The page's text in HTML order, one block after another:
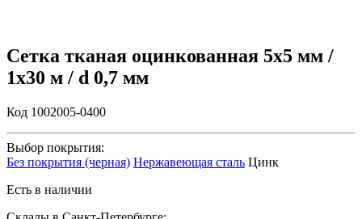
Сетка тканая оцинкованная 5х5 мм /
1х30 м / d 0,7 мм
Код 1002005-0400
Выбор покрытия:
Без покрытия (черная) Нержавеющая сталь Цинк
Есть в наличии